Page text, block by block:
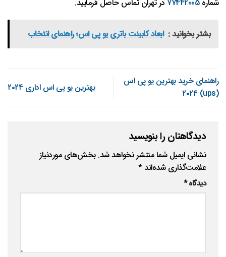
شماره77442005 در تهران تماس حاصل فرمایید.
بشتر بخوانید : ابعاد کابینت باتری یو پی اس؛ راهنمای انتخاب
راهنمای خرید بهترین یو پی اس
(ups) ۲۰۲۴
بهترین یو پی اس اداری ۲۰۲۴
دیدگاهتان را بنویسید
نشانی ایمیل شما منتشر نخواهد شد. بخش‌های موردنیاز
علامت‌گذاری شده‌اند*
دیدگاه*